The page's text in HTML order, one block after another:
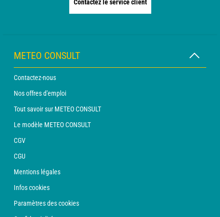
Contactez le service client
METEO CONSULT
Contactez-nous
Nos offres d'emploi
Tout savoir sur METEO CONSULT
Le modèle METEO CONSULT
CGV
CGU
Mentions légales
Infos cookies
Paramètres des cookies